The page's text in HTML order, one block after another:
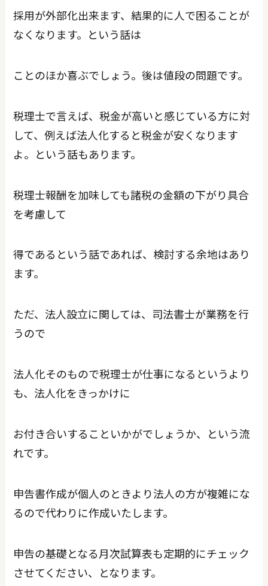
採用が外部化出来ます、結果的に人で困ることが
なくなります。という話は
ことのほか喜ぶでしょう。後は値段の問題です。
税理士で言えば、税金が高いと感じている方に対
して、例えば法人化すると税金が安くなります
よ。という話もあります。
税理士報酬を加味しても諸税の金額の下がり具合
を考慮して
得であるという話であれば、検討する余地はあり
ます。
ただ、法人設立に関しては、司法書士が業務を行
うので
法人化そのもので税理士が仕事になるというより
も、法人化をきっかけに
お付き合いすることいかがでしょうか、という流
れです。
申告書作成が個人のときより法人の方が複雑にな
るので代わりに作成いたします。
申告の基礎となる月次試算表も定期的にチェック
させてください、となります。